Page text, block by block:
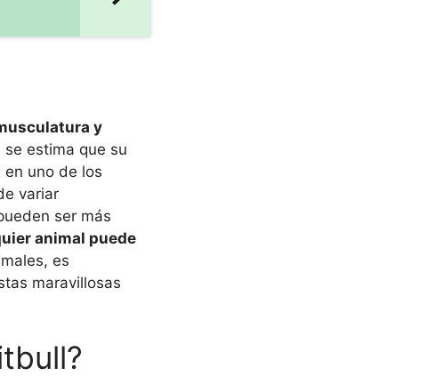
y
estima que su
uno de los
variar
ser más
animal puede
es
maravillosas